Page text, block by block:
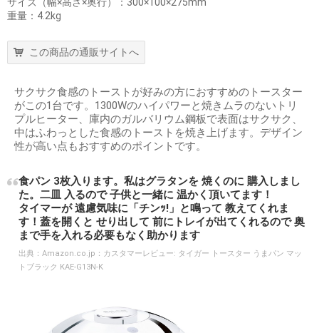
サイズ（幅×高さ×奥行）：300×100×275mm
重量：4.2kg
この商品の通販サイトへ
サクサク食感のトーストが好みの方におすすめのトースター
がこの1台です。1300Wのハイパワーと焼きムラのないトリ
プルヒーター、庫内のガルバリウム鋼板で表面はサクサク、
中はふわっとした食感のトーストを焼き上げます。デザイン
性が高い点もおすすめのポイントです。
食パン 3枚入ります。私はグラタンを 焼くのに 購入しまし
た。二皿 入るので 子供と一緒に 温かく頂いてます！
タイマーが 遠慮気味に「チンｯ!」と鳴って 教えてくれま
す！蓋を開くと せり出して 前にトレイが出てくれるので 奥
まで手を入れる必要もなく助かります
出典： Amazon.co.jp：カスタマーレビュー: タイガー トースター うまパン マッ
トブラック KAE-G13N-K